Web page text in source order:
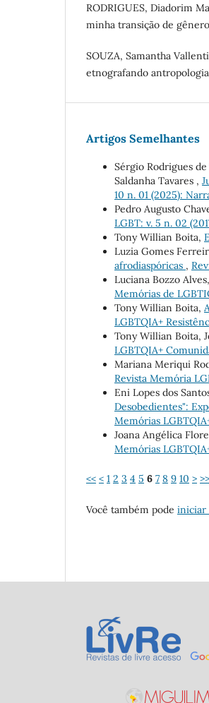
RODRIGUES, Diadorim
minha transição de
SOUZA, Samantha
etnografando
Artigos Semelhantes
Sérgio Rodrigues
Saldanha Tavares ,
10 n. 01 (2025):
Pedro Augusto
LGBT: v. 5 n. 02
Tony Willian Boita,
Luzia Gomes
afrodiaspóricas ,
Luciana Bozzo Alves,
Memórias de
Tony Willian Boita,
LGBTQIA+
Tony Willian Boita,
LGBTQIA+
Mariana Meriqui
Revista Memória
Eni Lopes dos
Desobedientes":
Memórias
Joana Angélica
Memórias
<< < 1 2 3 4 5 6 7 8 9 10 > >>
Você também pode iniciar